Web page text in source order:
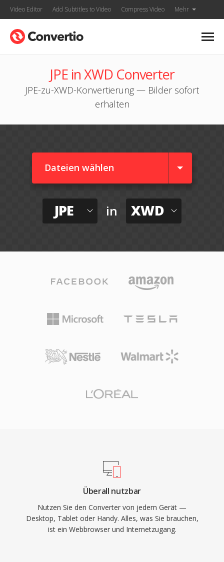
Video Editor Add Subtitles to Video Compress Video Mehr
JPE in XWD Converter
JPE-zu-XWD-Konvertierung — Bilder sofort
erhalten
Dateien wählen
JPE in XWD
Überall nutzbar
Nutzen Sie den Converter von jedem Gerät —
Desktop, Tablet oder Handy. Alles, was Sie brauchen,
ist ein Webbrowser und Internetzugang.